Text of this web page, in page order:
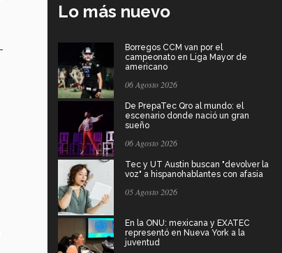
Lo más nuevo
Borregos CCM van por el
campeonato en Liga Mayor de
americano
06 Agosto 2026
De PrepaTec Qro al mundo: el
escenario donde nació un gran
sueño
06 Agosto 2026
Tec y UT Austin buscan "devolver la
voz" a hispanohablantes con afasia
05 Agosto 2026
En la ONU: mexicana y EXATEC
representó en Nueva York a la
juventud